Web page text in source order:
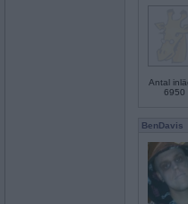
Antal
6950
BenDavis